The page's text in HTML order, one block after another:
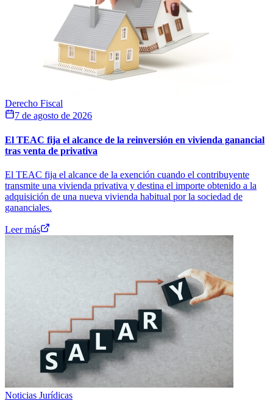
Derecho Fiscal
7 de agosto de 2026
El TEAC fija el alcance de la reinversión en vivienda ganancial
tras venta de privativa
El TEAC fija el alcance de la exención cuando el contribuyente
transmite una vivienda privativa y destina el importe obtenido a la
adquisición de una nueva vivienda habitual por la sociedad de
gananciales.
Leer más
Noticias Jurídicas